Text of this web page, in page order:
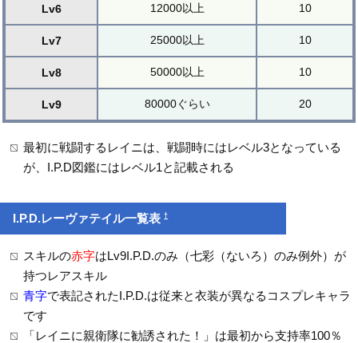
Lv6 12000以上 10
Lv7 25000以上 10
Lv8 50000以上 10
Lv9 80000ぐらい 20
最初に戦闘するレイニは、戦闘時にはレベル3となっている
が、I.P.D図鑑にはレベル1と記載される
I.P.D.レーヴァテイル一覧表†
スキルの赤字はLv9I.P.D.のみ（七彩（ないろ）のみ例外）が
持つレアスキル
青字で表記されたI.P.D.は従来と衣装が異なるコスプレキャラ
です
「レイニに親衛隊に勧誘された！」は最初から支持率100％